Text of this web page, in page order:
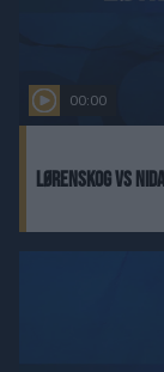
00:00
Lørenskog vs